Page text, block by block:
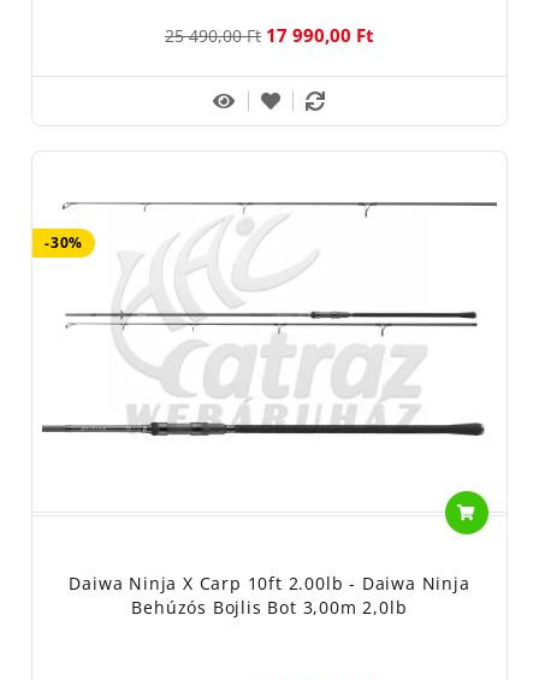
25 490,00 Ft 17 990,00 Ft
-30%
Daiwa Ninja X Carp 10ft 2.00lb - Daiwa Ninja
Behúzós Bojlis Bot 3,00m 2,0lb